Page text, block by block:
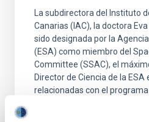
La subdirectora del Instituto
Canarias (IAC), la doctora
sido designada por la
(ESA) como miembro del
Committee (SSAC), el
Director de Ciencia de la
relacionadas con el
la organización. Esta labor
Villaver como subdirectora